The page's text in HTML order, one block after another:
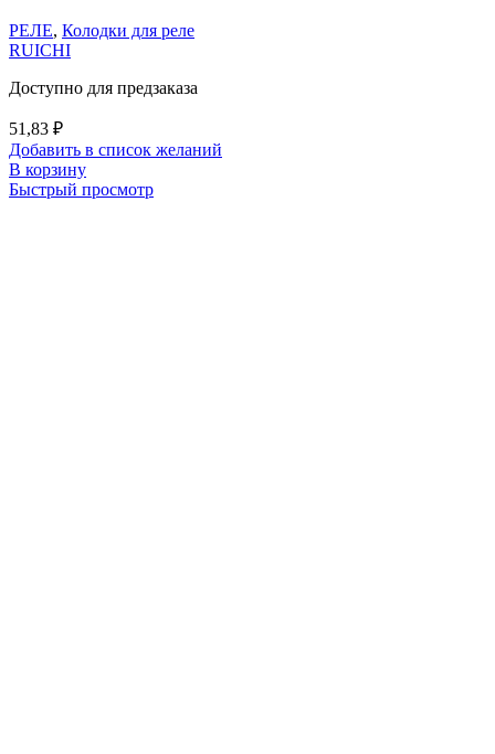
РЕЛЕ, Колодки для реле
RUICHI
Доступно для предзаказа
51,83 ₽
Добавить в список желаний
В корзину
Быстрый просмотр